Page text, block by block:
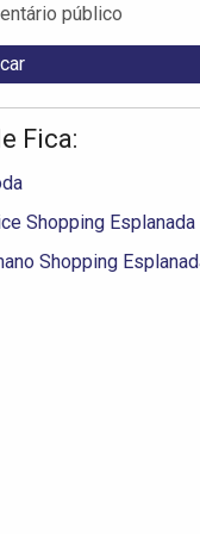
público
Fica:
Shopping Esplanada
Shopping